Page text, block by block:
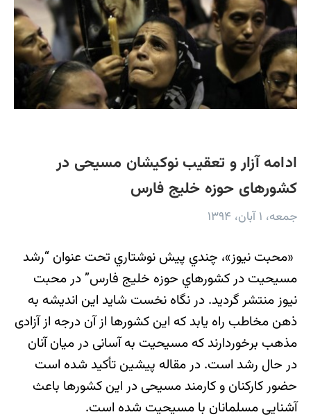
ادامه آزار و تعقيب نوكيشان مسيحی در
كشورهای حوزه خليج فارس
جمعه، ۱ آبان، ۱۳۹۴
«محبت نيوز»، چندي پيش نوشتاري تحت عنوان “رشد
مسيحيت در كشورهاي حوزه خليج فارس” در محبت
نيوز منتشر گرديد. در نگاه نخست شايد اين انديشه به
ذهن مخاطب راه يابد كه اين كشورها از آن درجه از آزادی
مذهب برخوردارند كه مسيحيت به آسانی در ميان آنان
در حال رشد است. در مقاله پيشين تأكيد شده است
حضور كاركنان و كارمند مسيحی در اين كشورها باعث
آشنايی مسلمانان با مسيحيت شده است.